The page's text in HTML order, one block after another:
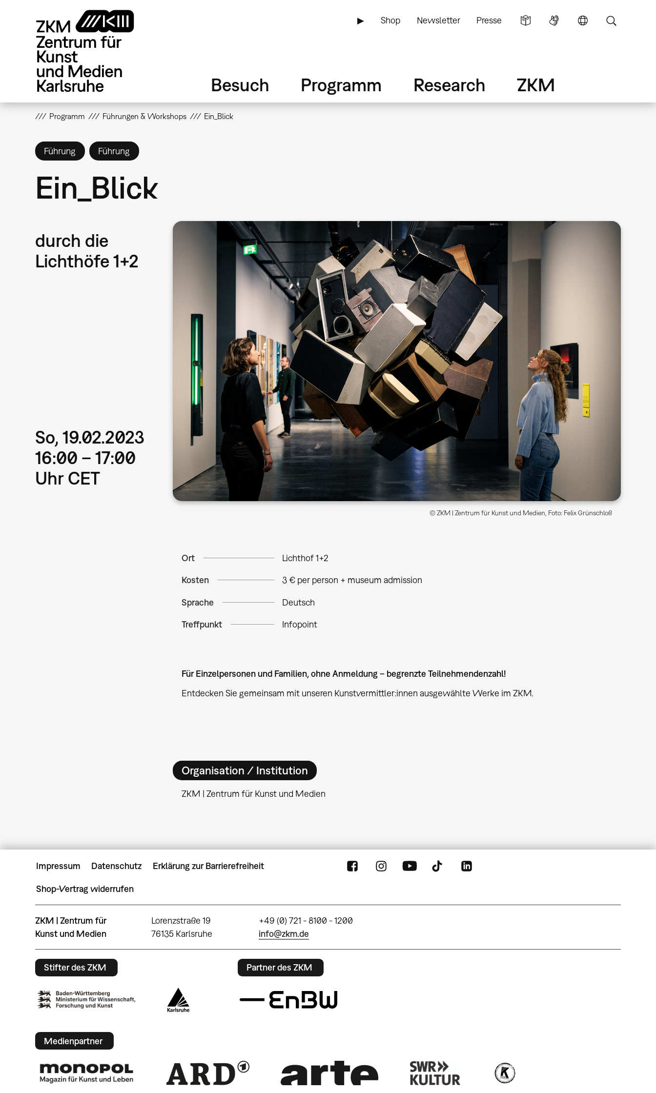
▶ Shop Newsletter Presse
Besuch Programm Research ZKM
Programm Führungen & Workshops Ein_Blick
Führung Führung
Ein_Blick
durch die
Lichthöfe 1+2
So, 19.02.2023
16:00 – 17:00
Uhr CET
© ZKM | Zentrum für Kunst und Medien, Foto: Felix Grünschloß
Ort Lichthof 1+2
Kosten 3 € per person + museum admission
Sprache Deutsch
Treffpunkt Infopoint
Für Einzelpersonen und Familien, ohne Anmeldung – begrenzte Teilnehmendenzahl!
Entdecken Sie gemeinsam mit unseren Kunstvermittler:innen ausgewählte Werke im ZKM.
Organisation / Institution
ZKM | Zentrum für Kunst und Medien
Impressum Datenschutz Erklärung zur Barrierefreiheit
Shop-Vertrag widerrufen
ZKM | Zentrum für
Kunst und Medien
Lorenzstraße 19
76135 Karlsruhe
+49 (0) 721 - 8100 - 1200
info@zkm.de
Stifter des ZKM Partner des ZKM
Medienpartner